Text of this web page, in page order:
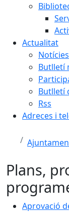
Actualitat
Notícies
Butlletí
Butlletí
Rss
Adreces i
Plans,
Aprovació